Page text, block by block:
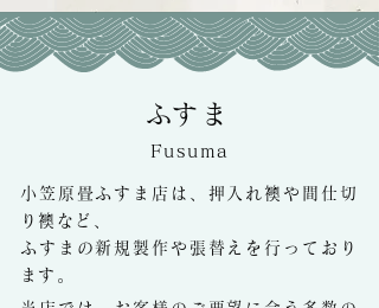
​ふすま
Fusuma
小笠原畳ふすま店は、押入れ襖や間仕切
り襖など、
ふすまの新規製作や張替えを行っており
ます。